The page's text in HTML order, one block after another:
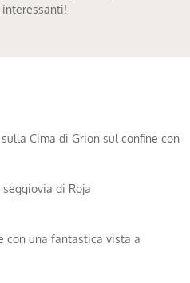
Cima di Grion sul confine con
di Roja
con una fantastica vista a